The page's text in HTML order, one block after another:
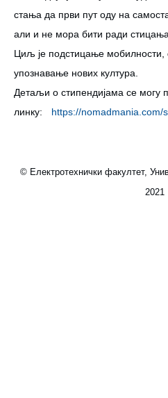
стања да први пут оду на
али и не мора бити ради
Циљ је подстицање мобилности,
упознавање нових култура.
Детаљи о стипендијама се
линку:
https://nomadmania.com/
© Електротехнички факултет,
2021